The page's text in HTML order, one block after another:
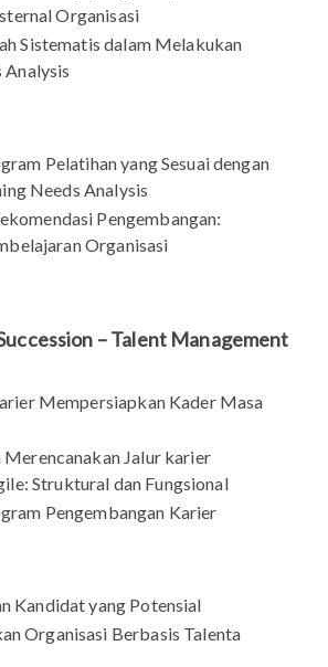
Organisasi
Sistematis dalam Melakukan
Analysis
Pelatihan yang Sesuai dengan
Needs Analysis
Pengembangan:
Organisasi
– Talent Management
Mempersiapkan Kader Masa
Merencanakan Jalur karier
Struktural dan Fungsional
Pengembangan Karier
Kandidat yang Potensial
Organisasi Berbasis Talenta